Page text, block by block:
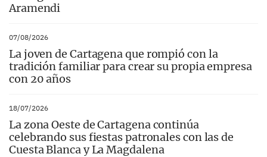
Aramendi
07/08/2026
La joven de Cartagena que rompió con la
tradición familiar para crear su propia empresa
con 20 años
18/07/2026
La zona Oeste de Cartagena continúa
celebrando sus fiestas patronales con las de
Cuesta Blanca y La Magdalena